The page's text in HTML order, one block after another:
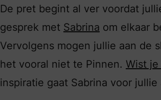
De pret begint al ver voordat
gesprek met Sabrina om elkaar
Vervolgens mogen jullie aan de
het vooral niet te Pinnen. Wist
inspiratie gaat Sabrina voor jullie